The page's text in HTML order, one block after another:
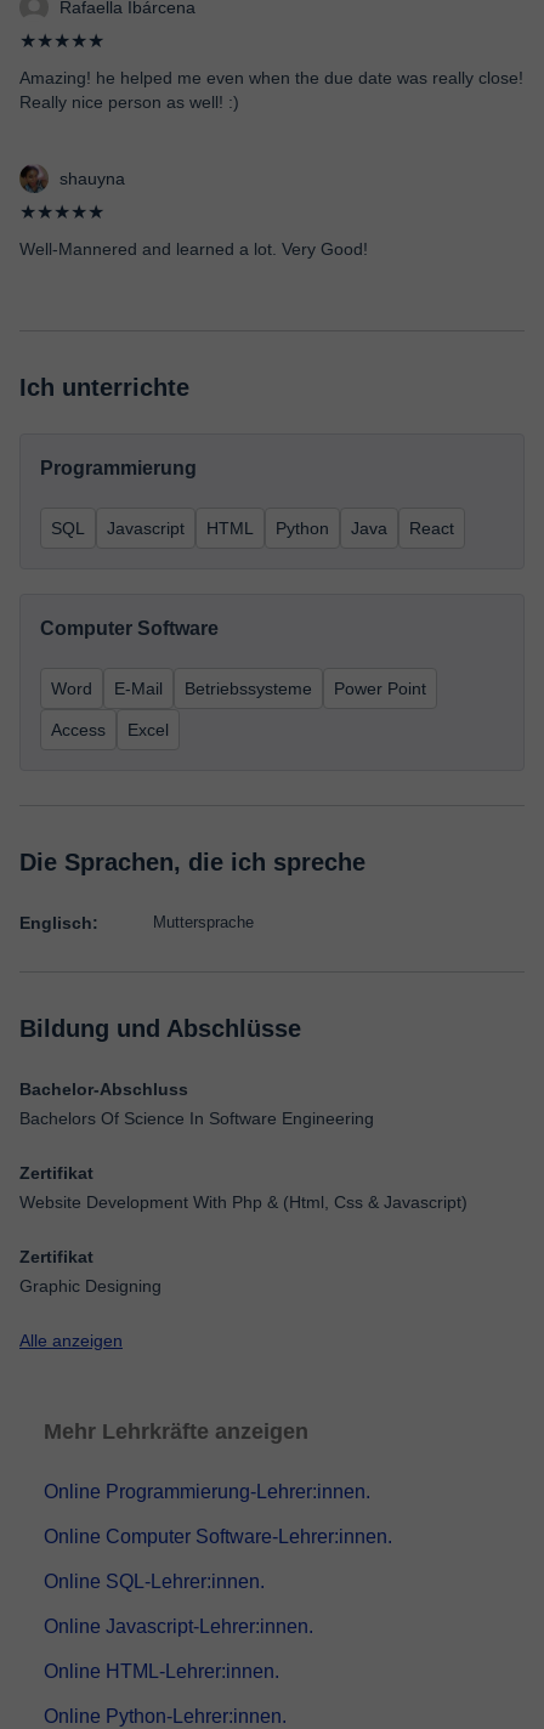
Rafaella Ibárcena
★★★★★
Amazing! he helped me even when the due date was really close!
Really nice person as well! :)
shauyna
★★★★★
Well-Mannered and learned a lot. Very Good!
Ich unterrichte
Programmierung
SQL Javascript HTML Python Java React
Computer Software
Word E-Mail Betriebssysteme Power Point
Access Excel
Die Sprachen, die ich spreche
Englisch: Muttersprache
Bildung und Abschlüsse
Bachelor-Abschluss
Bachelors Of Science In Software Engineering
Zertifikat
Website Development With Php & (Html, Css & Javascript)
Zertifikat
Graphic Designing
Alle anzeigen
Mehr Lehrkräfte anzeigen
Online Programmierung-Lehrer:innen.
Online Computer Software-Lehrer:innen.
Online SQL-Lehrer:innen.
Online Javascript-Lehrer:innen.
Online HTML-Lehrer:innen.
Online Python-Lehrer:innen.